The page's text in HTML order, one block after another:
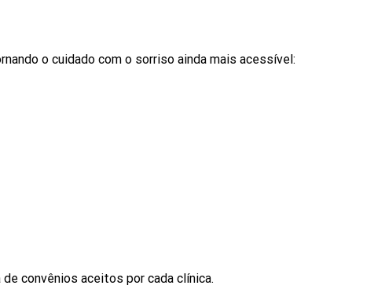
o cuidado com o sorriso ainda mais acessível:
convênios aceitos por cada clínica.